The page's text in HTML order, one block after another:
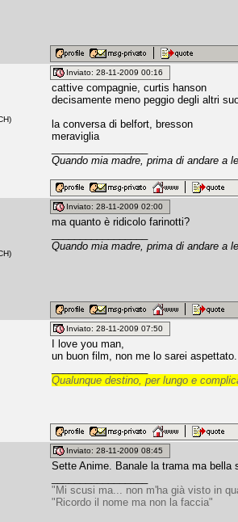
Inviato: 28-11-2009 00:16
cattive compagnie, curtis hanson
decisamente meno peggio degli altri
la conversa di belfort, bresson
meraviglia
Quando mia madre, prima di andare a
Inviato: 28-11-2009 02:00
ma quanto è ridicolo farinotti?
Quando mia madre, prima di andare a
Inviato: 28-11-2009 07:50
I love you man,
un buon film, non me lo sarei aspettato.
Qualunque destino, per lungo e
Inviato: 28-11-2009 08:45
Sette Anime. Banale la trama ma bella
"Mi scusi ma... non m'ha già visto in
"Ricordo il nome ma non la faccia"